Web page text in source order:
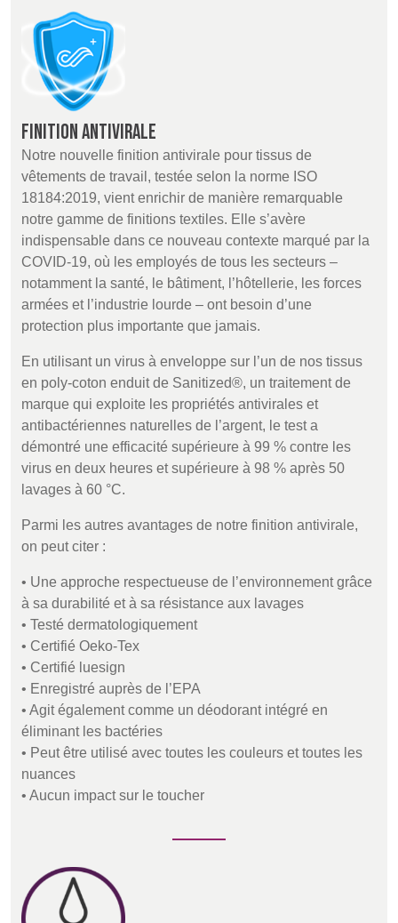
Discover
Products
Sustainability
Media
Événements
Contact
Recherche Avancée
Connexion
S'inscrire
NAUMD 2026 (1)
SLOVAKIA
FINLANDE
GERMANY,
AUSTRIA &
SWITZERLAND
HOLLAND
DINDE
BULGARIA,
GREECE,
HUNGARY,
ROMANIA
&
SLOVENIA
BELGIUM,
NORWAY &
SWEDEN
UK, NORTHERN
IRELAND & REPUBLIC
OF IRELAND
Finition antivirale
Notre nouvelle finition antivirale pour tissus de
vêtements de travail, testée selon la norme ISO
18184:2019, vient enrichir de manière remarquable
notre gamme de finitions textiles. Elle s’avère
indispensable dans ce nouveau contexte marqué par la
COVID-19, où les employés de tous les secteurs –
notamment la santé, le bâtiment, l’hôtellerie, les forces
armées et l’industrie lourde – ont besoin d’une
protection plus importante que jamais.
En utilisant un virus à enveloppe sur l’un de nos tissus
en poly-coton enduit de Sanitized®, un traitement de
marque qui exploite les propriétés antivirales et
antibactériennes naturelles de l’argent, le test a
démontré une efficacité supérieure à 99 % contre les
virus en deux heures et supérieure à 98 % après 50
lavages à 60 °C.
Parmi les autres avantages de notre finition antivirale,
on peut citer :
• Une approche respectueuse de l’environnement grâce
à sa durabilité et à sa résistance aux lavages
• Testé dermatologiquement
• Certifié Oeko-Tex
• Certifié luesign
• Enregistré auprès de l’EPA
• Agit également comme un déodorant intégré en
éliminant les bactéries
• Peut être utilisé avec toutes les couleurs et toutes les
nuances
• Aucun impact sur le toucher